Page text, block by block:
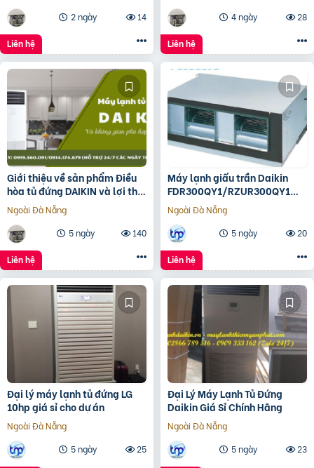
2 ngày
14
Liên hệ
4 ngày
28
Liên hệ
Giới thiệu về sản phẩm Điều
hòa tủ đứng DAIKIN và lợi thế
khi lắp
Ngoài Đà Nẵng
5 ngày
140
Liên hệ
Máy lạnh giấu trần Daikin
FDR300QY1/RZUR300QY1
Inverter
Ngoài Đà Nẵng
5 ngày
20
Liên hệ
Đại lý máy lạnh tủ đứng LG
10hp giá sỉ cho dự án
Ngoài Đà Nẵng
5 ngày
25
Đại Lý Máy Lạnh Tủ Đứng
Daikin Giá Sỉ Chính Hãng
Ngoài Đà Nẵng
5 ngày
23